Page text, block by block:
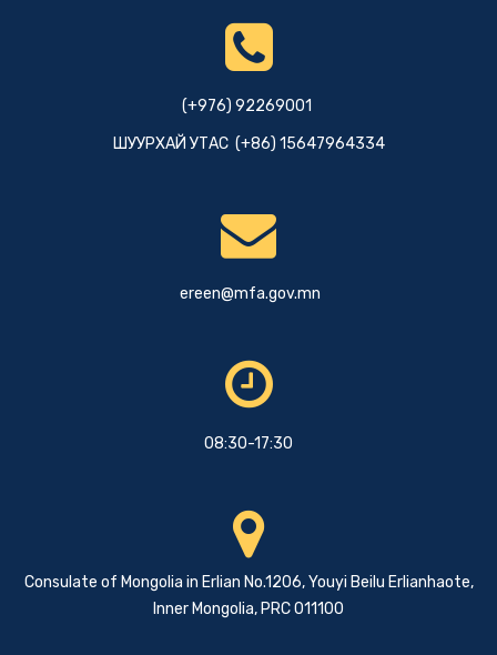
(+976) 92269001
ШУУРХАЙ УТАС (+86) 15647964334
ereen@mfa.gov.mn
08:30-17:30
Consulate of Mongolia in Erlian No.1206, Youyi Beilu Erlianhaote,
Inner Mongolia, PRC 011100